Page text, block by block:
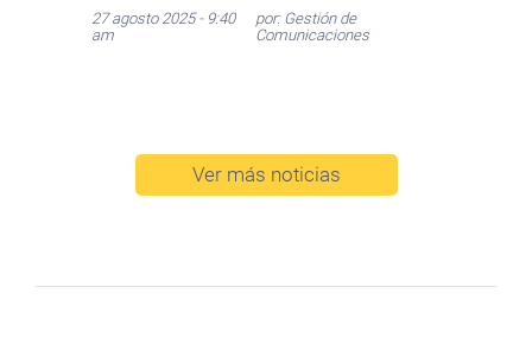
27 agosto 2025 - 9:40
am
por: Gestión de
Comunicaciones
Ver más noticias